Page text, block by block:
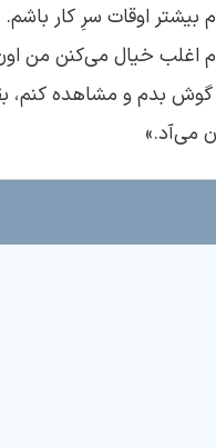
اوقات سرِ کار
خیال می‌کنن من
بدم و مشاهده کنم،
می‌آد.»